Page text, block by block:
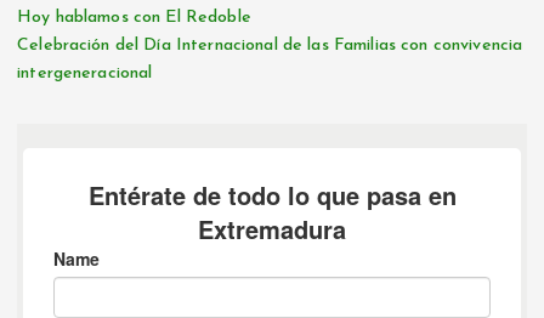
Hoy hablamos con El Redoble
Celebración del Día Internacional de las Familias con convivencia
intergeneracional